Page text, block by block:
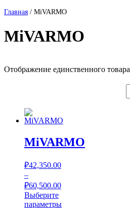
Главная / MiVARMO
MiVARMO
Отображение единственного товара
MiVARMO
₽42,350.00
–
₽60,500.00
Выберите
параметры